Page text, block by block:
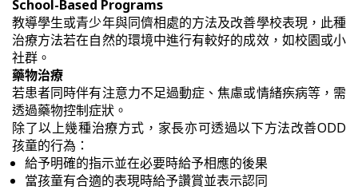
School-Based Programs
教導學生或青少年與同儕相處的方法及改善學校表現，此種
治療方法若在自然的環境中進行有較好的成效，如校園或小
社群。
藥物治療
若患者同時伴有注意力不足過動症、焦慮或情緒疾病等，需
透過藥物控制症狀。
除了以上幾種治療方式，家長亦可透過以下方法改善ODD
孩童的行為：
給予明確的指示並在必要時給予相應的後果
當孩童有合適的表現時給予讚賞並表示認同